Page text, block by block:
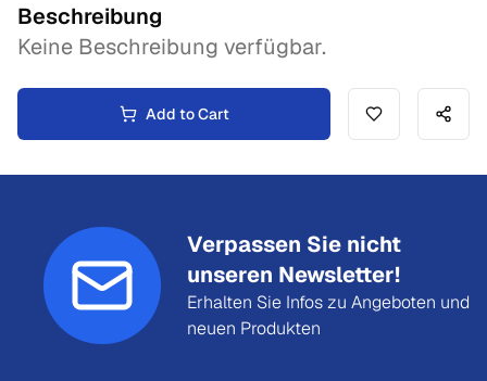
Beschreibung
Keine Beschreibung verfügbar.
Add to Cart
Verpassen Sie nicht
unseren Newsletter!
Erhalten Sie Infos zu Angeboten und
neuen Produkten